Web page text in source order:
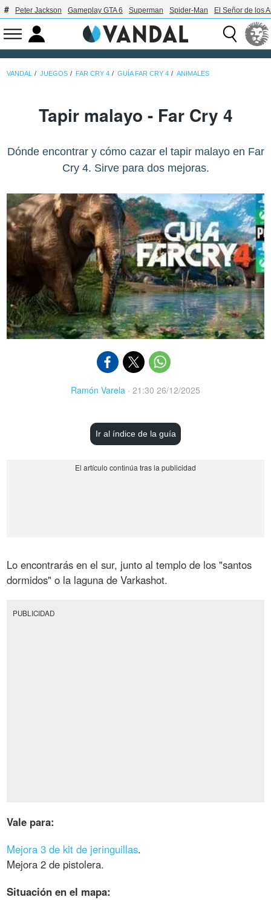
Peter Jackson Gameplay GTA 6 Superman Spider-Man El Señor de los
VANDAL JUEGOS FAR CRY 4 GUÍA FAR CRY 4 ANIMALES
Tapir malayo - Far Cry 4
Dónde encontrar y cómo cazar el tapir malayo en Far
Cry 4. Sirve para dos mejoras.
Ramón Varela · 21:30 26/12/2025
Ir al índice de la guía
Lo encontrarás en el sur, junto al templo de los "santos
dormidos" o la laguna de Varkashot.
PUBLICIDAD
Vale para:
Mejora 3 de kit de jeringuillas.
Mejora 2 de pistolera.
Situación en el mapa: